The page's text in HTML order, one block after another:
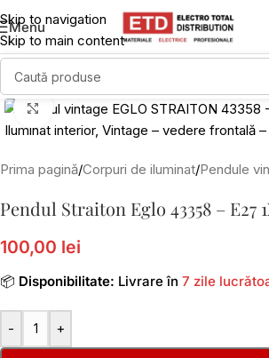
Skip to navigation
Skip to main content
Menu
Click to enlarge
Prima pagină/Corpuri de iluminat/Pendule
Pendul Straiton Eglo 43358 – E27
100,00 lei
📦 Disponibilitate: Livrare în 7 zile
- +